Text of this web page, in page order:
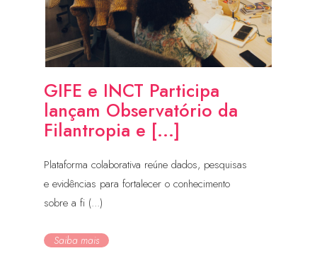
GIFE e INCT Participa
lançam Observatório da
Filantropia e [...]
Plataforma colaborativa reúne dados, pesquisas
e evidências para fortalecer o conhecimento
sobre a fi (...)
Saiba mais